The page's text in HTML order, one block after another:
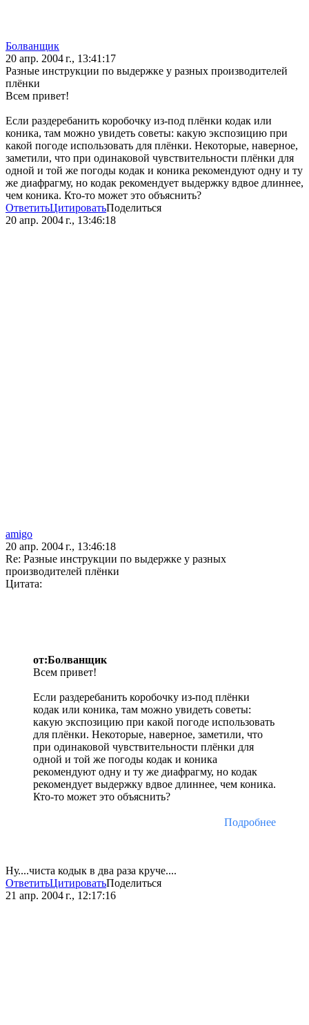
Болванщик
20 апр. 2004 г., 13:41:17
Разные инструкции по выдержке у разных производителей
плёнки
Всем привет!
Если раздеребанить коробочку из-под плёнки кодак или
коника, там можно увидеть советы: какую экспозицию при
какой погоде использовать для плёнки. Некоторые, наверное,
заметили, что при одинаковой чувствительности плёнки для
одной и той же погоды кодак и коника рекомендуют одну и ту
же диафрагму, но кодак рекомендует выдержку вдвое длиннее,
чем коника. Кто-то может это объяснить?
ОтветитьЦитироватьПоделиться
20 апр. 2004 г., 13:46:18
amigo
20 апр. 2004 г., 13:46:18
Re: Разные инструкции по выдержке у разных
производителей плёнки
Цитата:
от:Болванщик
Всем привет!
Если раздеребанить коробочку из-под плёнки
кодак или коника, там можно увидеть советы:
какую экспозицию при какой погоде использовать
для плёнки. Некоторые, наверное, заметили, что
при одинаковой чувствительности плёнки для
одной и той же погоды кодак и коника
рекомендуют одну и ту же диафрагму, но кодак
рекомендует выдержку вдвое длиннее, чем коника.
Кто-то может это объяснить?
Подробнее
Ну....чиста кодык в два раза круче....
ОтветитьЦитироватьПоделиться
21 апр. 2004 г., 12:17:16